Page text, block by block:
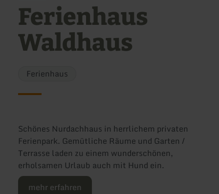
Ferienhaus
Waldhaus
Ferienhaus
Schönes Nurdachhaus in herrlichem privaten
Ferienpark. Gemütliche Räume und Garten /
Terrasse laden zu einem wunderschönen,
erholsamen Urlaub auch mit Hund ein.
mehr erfahren